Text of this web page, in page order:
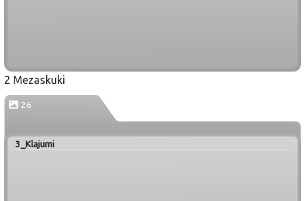
2 Mezaskuki
26
3_Klajumi